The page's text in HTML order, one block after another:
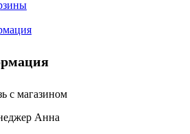
с магазином
Анна